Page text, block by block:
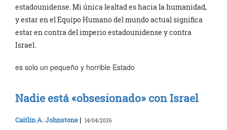
estadounidense. Mi única lealtad es hacia la humanidad,
y estar en el Equipo Humano del mundo actual significa
estar en contra del imperio estadounidense y contra
Israel.
es solo un pequeño y horrible Estado
Nadie está «obsesionado» con Israel
Caitlin A. Johnstone | 14/04/2026